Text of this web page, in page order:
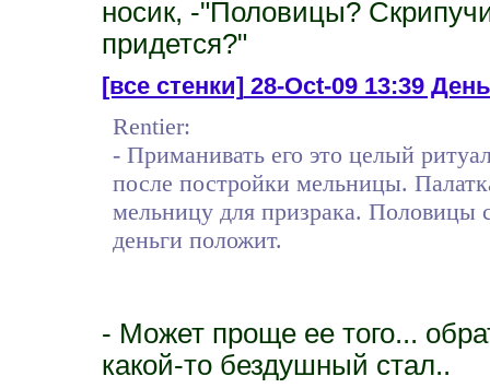
носик, -"Половицы?
придется?"
[все стенки]28-Oct-09 13:39
Rentier:
- Приманивать его это целый
после постройки мельницы.
мельницу для призрака.
деньги положит.
- Может проще ее того...
какой-то бездушный стал..